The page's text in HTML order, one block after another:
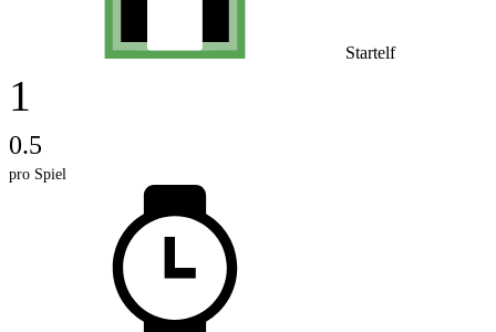
Startelf
1
0.5
pro Spiel